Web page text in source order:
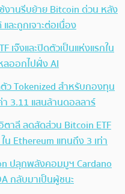
งานรีบย้าย Bitcoin ด่วน หลัง
ละถูกเจาะต่อเนื่อง
เจ๊งและปิดตัวเป็นแห่งแรกใน
ลออกไปฝั่ง AI
ว Tokenized สำหรับกองทุน
3.11 แสนล้านดอลลาร์
าลี ลดสัดส่วน Bitcoin ETF
Ethereum แทนถึง 3 เท่า
ปลุกพลังคอมมูฯ Cardano
กลับมาเป็นผู้ชนะ